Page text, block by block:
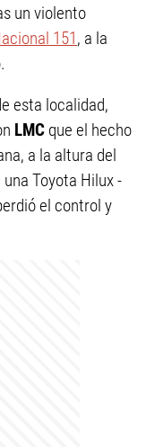
un violento
151, a la
esta localidad,
LMC que el hecho
a la altura del
Toyota Hilux -
el control y